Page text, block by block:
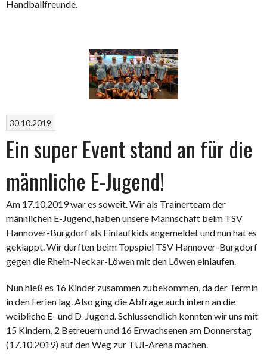
Handballfreunde.
30.10.2019
Ein super Event stand an für die
männliche E-Jugend!
Am 17.10.2019 war es soweit. Wir als Trainerteam der
männlichen E-Jugend, haben unsere Mannschaft beim TSV
Hannover-Burgdorf als Einlaufkids angemeldet und nun hat es
geklappt. Wir durften beim Topspiel TSV Hannover-Burgdorf
gegen die Rhein-Neckar-Löwen mit den Löwen einlaufen.
Nun hieß es 16 Kinder zusammen zubekommen, da der Termin
in den Ferien lag. Also ging die Abfrage auch intern an die
weibliche E- und D-Jugend. Schlussendlich konnten wir uns mit
15 Kindern, 2 Betreuern und 16 Erwachsenen am Donnerstag
(17.10.2019) auf den Weg zur TUI-Arena machen.